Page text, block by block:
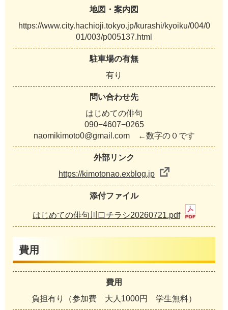
地図・案内図
https://www.city.hachioji.tokyo.jp/kurashi/kyoiku/004/0
01/003/p005137.html
駐車場の有無
有り
問い合わせ先
はじめての俳句
090−4607−0265
naomikimoto0@gmail.com ←数字の０です
外部リンク
https://kimotonao.exblog.jp
添付ファイル
はじめての俳句川口チラシ20260721.pdf
費用
費用
負担有り（参加費 大人1000円 学生無料）